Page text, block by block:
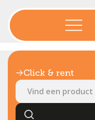
Click & rent